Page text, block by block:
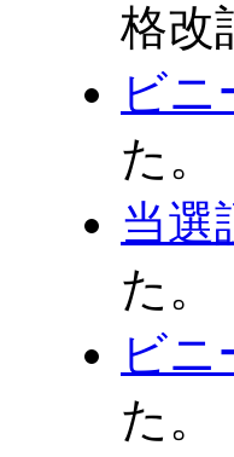
格改
ビ
た。
当選
た。
ビ
た。